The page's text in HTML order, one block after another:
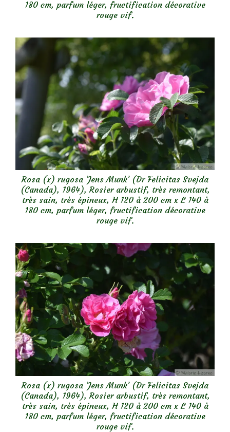
180 cm, parfum léger, fructification décorative
rouge vif.
Rosa (x) rugosa ‘Jens Munk’ (Dr Felicitas Svejda
(Canada), 1964), Rosier arbustif, très remontant,
très sain, très épineux, H 120 à 200 cm x L 140 à
180 cm, parfum léger, fructification décorative
rouge vif.
Rosa (x) rugosa ‘Jens Munk’ (Dr Felicitas Svejda
(Canada), 1964), Rosier arbustif, très remontant,
très sain, très épineux, H 120 à 200 cm x L 140 à
180 cm, parfum léger, fructification décorative
rouge vif.